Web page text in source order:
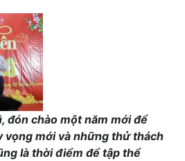
đón chào một năm mới để
vọng mới và những thử thách
là thời điểm để tập thể